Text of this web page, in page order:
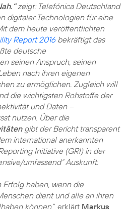
zeigt: Telefónica Deutschland
digitaler Technologien für eine
dem heute veröffentlichten
Report 2016bekräftigt das
deutsche
seinen Anspruch, seinen
nach ihren eigenen
zu ermöglichen. Zugleich will
die wichtigsten Rohstoffe der
und Daten –
nutzen. Über die
gibt der Bericht transparent
international anerkannten
Initiative (GRI) in der
umfassend“ Auskunft.
Erfolg haben, wenn die
dient und alle an ihren
können“, erklärt Markus